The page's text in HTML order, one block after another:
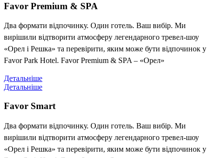
Favor Premium & SPA
Два формати відпочинку. Один готель. Ваш вибір. Ми
вирішили відтворити атмосферу легендарного тревел-шоу
«Орел і Решка» та перевірити, яким може бути відпочинок у
Favor Park Hotel. Favor Premium & SPA – «Орел»
Детальніше
Детальніше
Favor Smart
Два формати відпочинку. Один готель. Ваш вибір. Ми
вирішили відтворити атмосферу легендарного тревел-шоу
«Орел і Решка» та перевірити, яким може бути відпочинок у